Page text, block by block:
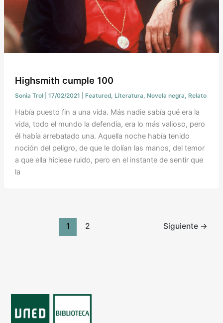
Highsmith cumple 100
Sonia Trol 17/02/2021 Featured, Literatura Novela negra Relato
Había puesto fin a una vida. Más nadie sabía qué era la
vida, todo el mundo la defendía, era lo más valioso, pero
él había arrebatado una. Aquella noche había tenido
noción del peligro, de que le dolían las manos, del temor
a que ella hiciese ruido, pero en el instante de sentir que
la
1 2 Siguiente →